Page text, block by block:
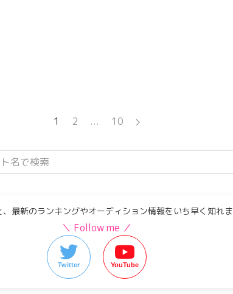
1 2 ... 10
、最新のランキングやオーディション情報をいち早く知れ
＼ Follow me ／
Twitter YouTube